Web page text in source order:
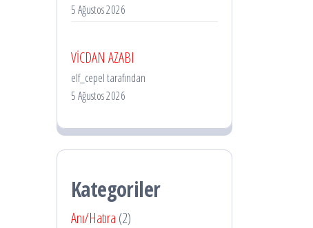
5 Ağustos 2026
VİCDAN AZABI
elf_cepel tarafından
5 Ağustos 2026
Kategoriler
Anı/Hatıra (2)